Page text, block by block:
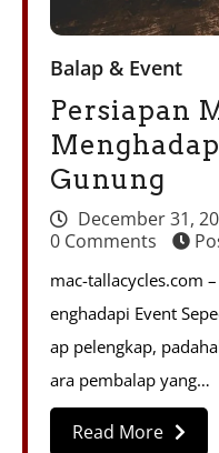
Balap & Event
Persiapan
Gunung
December 31,
0 Comments
mac-tallacycles.com
enghadapi Event
ap pelengkap,
ara pembalap yang…
Read More